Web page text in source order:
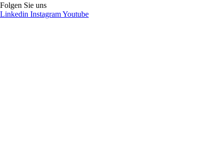
Folgen Sie uns
Linkedin InstagramYoutube